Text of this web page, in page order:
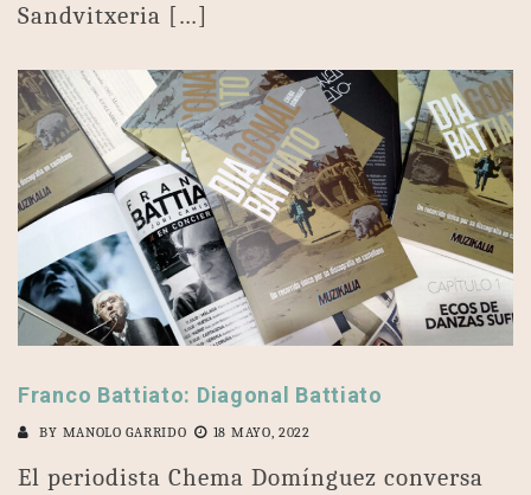
Sandvitxeria […]
Franco Battiato: Diagonal Battiato
BY MANOLO GARRIDO 18 MAYO, 2022
El periodista Chema Domínguez conversa